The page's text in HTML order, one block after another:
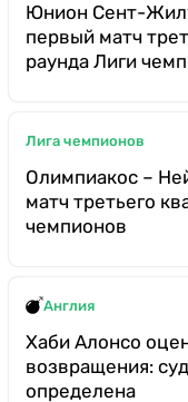
Юнион Сент-
первый матч
раунда Лиги
Лига чемпионов
Олимпиакос –
матч третьего
чемпионов
Англия
Хаби Алонсо
возвращения:
определена